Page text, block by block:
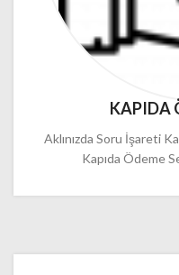
KAPIDA
Aklınızda Soru İşareti
Kapıda Ödeme